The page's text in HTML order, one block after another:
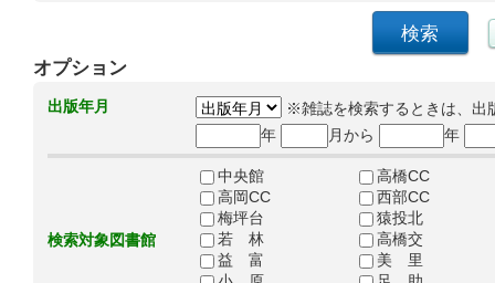
オプション
出版年月
※雑誌を検索するときは、出
年
月から 年
検索対象図書館
中央館
高橋CC
高岡CC
西部CC
梅坪台
猿投北
若 林
高橋交
益 富
美 里